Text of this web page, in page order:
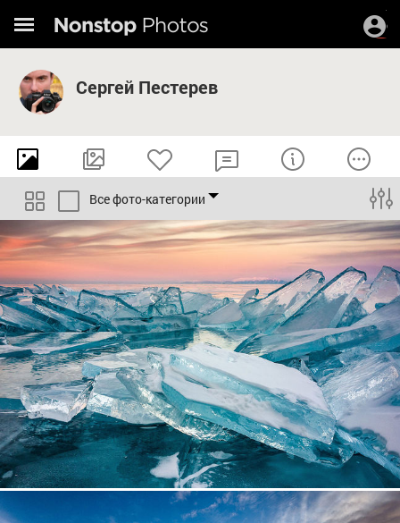
Сергей Пестерев
Все фото-категории